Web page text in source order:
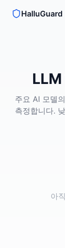
HalluGuard
LLM
주요 AI 모델
측정합니다.
아